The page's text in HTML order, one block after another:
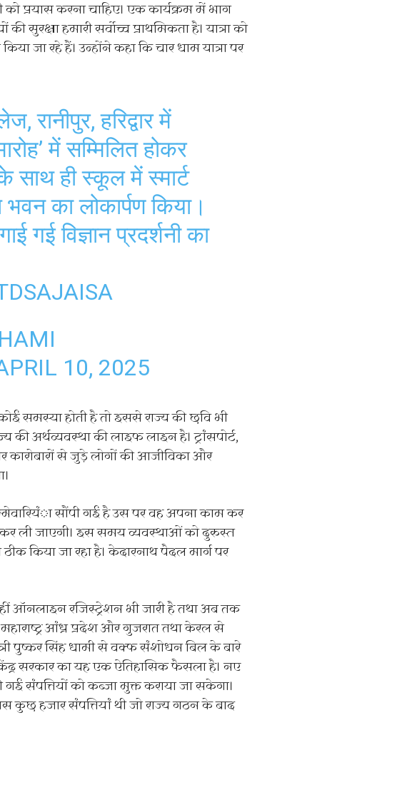
प्रयास करना चाहिए। एक कार्यक्रम में भाग
सुरक्षा हमारी सर्वाेच्च प्राथमिकता है। यात्रा को
रहे हैं। उन्होंने कहा कि चार धाम यात्रा पर
रानीपुर, हरिद्वार में
में सम्मिलित होकर
साथ ही स्कूल में स्मार्ट
का लोकार्पण किया।
गई विज्ञान प्रदर्शनी का
10, 2025
समस्या होती है तो इससे राज्य की छवि भी
की अर्थव्यवस्था की लाइफ लाइन है। ट्रांसपोर्ट,
कारोबारों से जुड़े लोगों की आजीविका और
सौंपी गई है उस पर वह अपना काम कर
कर ली जाएगी। इस समय व्यवस्थाओं को दुरुस्त
किया जा रहा है। केदारनाथ पैदल मार्ग पर
ऑनलाइन रजिस्ट्रेशन भी जारी है तथा अब तक
आंध्र प्रदेश और गुजरात तथा केरल से
पुष्कर सिंह धामी से वक्फ संशोधन बिल के बारे
सरकार का यह एक ऐतिहासिक फैसला है। नए
संपत्तियों को कब्जा मुक्त कराया जा सकेगा।
कुछ हजार संपत्तियां थी जो राज्य गठन के बाद